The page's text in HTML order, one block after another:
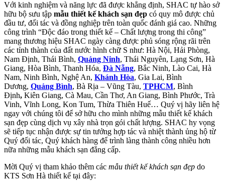
Với kinh nghiệm và năng lực đã được khẳng định, SHAC tự hào sở
hữu bộ sưu tập mẫu thiết kế khách sạn đẹp có quy mô được chủ
đầu tư, đối tác và đồng nghiệp trên toàn quốc đánh giá cao. Những
công trình “Độc đáo trong thiết kế – Chất lượng trong thi công”
mang thương hiệu SHAC ngày càng được phủ sóng rộng rãi trên
các tỉnh thành của đất nước hình chữ S như: Hà Nội, Hải Phòng,
Nam Định, Thái Bình, Quảng Ninh, Thái Nguyên, Lạng Sơn, Hà
Giang, Hòa Bình, Thanh Hóa, Đà Nẵng, Bắc Ninh, Lào Cai, Hà
Nam, Ninh Bình, Nghệ An, Khánh Hòa, Gia Lai, Bình
Dương, Quảng Bình, Bà Rịa – Vũng Tàu, TPHCM, Bình
Định, Kiên Giang, Cà Mau, Cần Thơ, An Giang, Bình Phước, Trà
Vinh, Vĩnh Long, Kon Tum, Thừa Thiên Huế… Quý vị hãy liên hệ
ngay với chúng tôi để sở hữu cho mình những mẫu thiết kế khách
sạn đẹp cùng dịch vụ xây nhà trọn gói chất lượng. SHAC hy vọng
sẽ tiếp tục nhận được sự tin tưởng hợp tác và nhiệt thành ủng hộ từ
Quý đối tác, Quý khách hàng để trình làng thành công nhiều hơn
nữa những mẫu khách sạn đẳng cấp.
Mời Quý vị tham khảo thêm các mẫu thiết kế khách sạn đẹp do
KTS Sơn Hà thiết kế tại đây: